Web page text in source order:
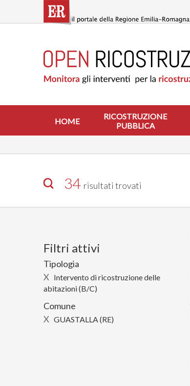
contenuto
RICOSTRUZIONE
PUBBLICA
ABITAZIONI
RICOSTRUZIONE
ATTIVITÀ
INTERVENTI
SI
HOME
RICOSTRUZIONE
PUBBLICA
34 risultati trovati
Filtri attivi
Tipologia
X Intervento di ricostruzione delle
abitazioni (B/C)
Comune
X GUASTALLA (RE)